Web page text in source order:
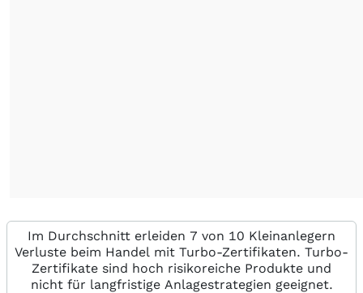
Im Durchschnitt erleiden 7 von 10 Kleinanlegern
Verluste beim Handel mit Turbo-Zertifikaten. Turbo-
Zertifikate sind hoch risikoreiche Produkte und
nicht für langfristige Anlagestrategien geeignet.